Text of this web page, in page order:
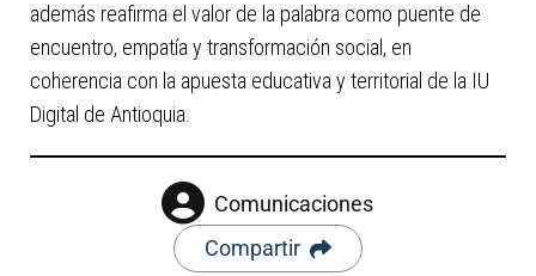
además reafirma el valor de la palabra como puente de
encuentro, empatía y transformación social, en
coherencia con la apuesta educativa y territorial de la IU
Digital de Antioquia.
Comunicaciones
Compartir